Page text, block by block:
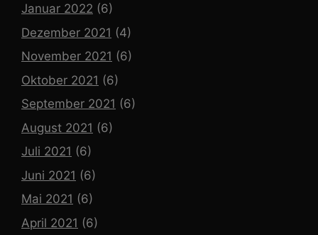
Januar 2022 (6)
Dezember 2021 (4)
November 2021 (6)
Oktober 2021 (6)
September 2021 (6)
August 2021 (6)
Juli 2021 (6)
Juni 2021 (6)
Mai 2021 (6)
April 2021 (6)